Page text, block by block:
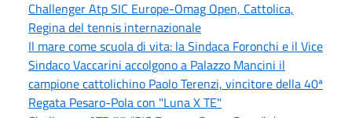
Challenger Atp SIC Europe-Omag Open, Cattolica,
Regina del tennis internazionale
Il mare come scuola di vita: la Sindaca Foronchi e il Vice
Sindaco Vaccarini accolgono a Palazzo Mancini il
campione cattolichino Paolo Terenzi, vincitore della 40ª
Regata Pesaro-Pola con "Luna X TE"